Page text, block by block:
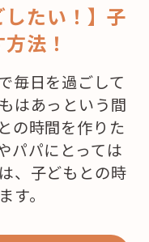
したい！】子
法！
毎日を過ごして
はあっという間
の時間を作りた
パパにとっては
、子どもとの時
。